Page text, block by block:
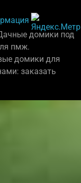
домики под
пмж.
домики для
заказать